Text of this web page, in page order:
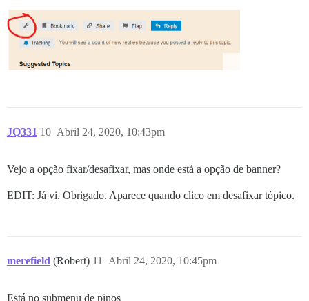
JQ331 Abril 24, 2020, 10:43pm
10
Vejo a opção fixar/desafixar, mas onde está a opção de banner?
EDIT: Já vi. Obrigado. Aparece quando clico em desafixar tópico.
merefield (Robert) Abril 24, 2020, 10:45pm
11
Está no submenu de pinos